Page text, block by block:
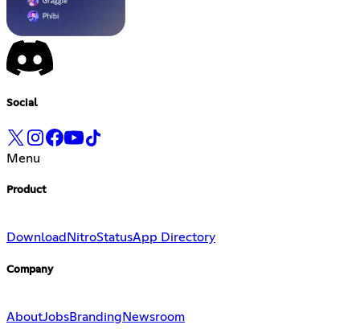
Social
Menu
Product
Download NitroStatusApp Directory
Company
AboutJobsBranding Newsroom